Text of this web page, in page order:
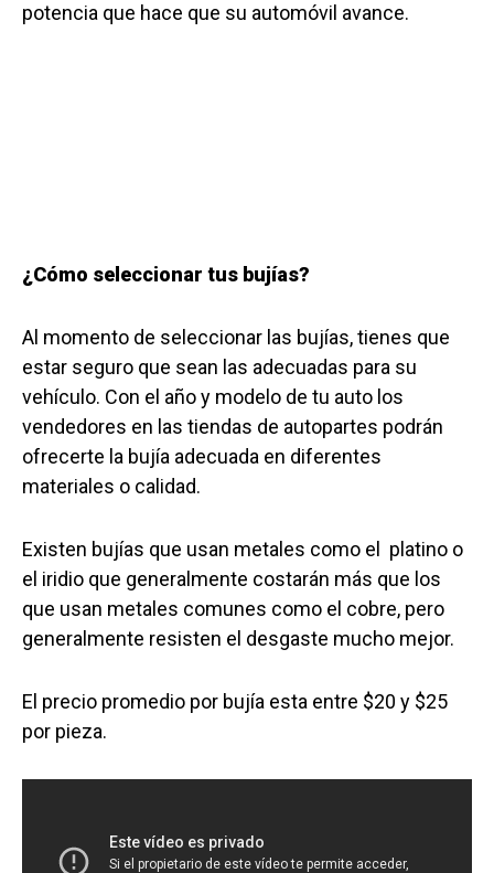
potencia que hace que su automóvil avance.
¿Cómo seleccionar tus bujías?
Al momento de seleccionar las bujías, tienes que
estar seguro que sean las adecuadas para su
vehículo. Con el año y modelo de tu auto los
vendedores en las tiendas de autopartes podrán
ofrecerte la bujía adecuada en diferentes
materiales o calidad.
Existen bujías que usan metales como el platino o
el iridio que generalmente costarán más que los
que usan metales comunes como el cobre, pero
generalmente resisten el desgaste mucho mejor.
El precio promedio por bujía esta entre $20 y $25
por pieza.